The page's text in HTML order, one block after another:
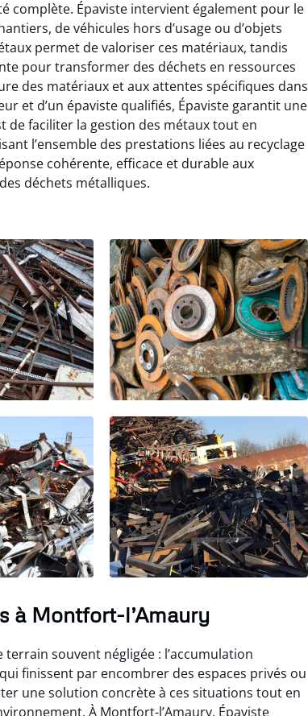
complète. Épaviste intervient également pour le
de véhicules hors d’usage ou d’objets
permet de valoriser ces matériaux, tandis
pour transformer des déchets en ressources
des matériaux et aux attentes spécifiques dans
et d’un épaviste qualifiés, Épaviste garantit une
de faciliter la gestion des métaux tout en
l’ensemble des prestations liées au recyclage
cohérente, efficace et durable aux
déchets métalliques.
à Montfort-l’Amaury
souvent négligée : l’accumulation
finissent par encombrer des espaces privés ou
une solution concrète à ces situations tout en
À Montfort-l’Amaury, Épaviste